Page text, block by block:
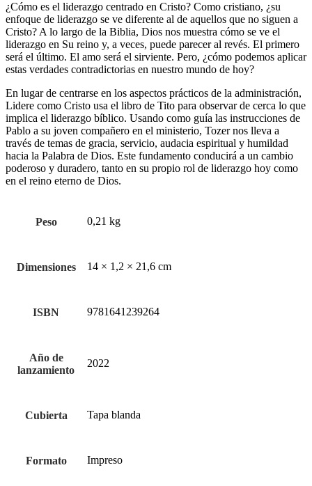
¿Cómo es el liderazgo centrado en Cristo? Como cristiano, ¿su
enfoque de liderazgo se ve diferente al de aquellos que no siguen a
Cristo? A lo largo de la Biblia, Dios nos muestra cómo se ve el
liderazgo en Su reino y, a veces, puede parecer al revés. El primero
será el último. El amo será el sirviente. Pero, ¿cómo podemos aplicar
estas verdades contradictorias en nuestro mundo de hoy?
En lugar de centrarse en los aspectos prácticos de la administración,
Lidere como Cristo usa el libro de Tito para observar de cerca lo que
implica el liderazgo bíblico. Usando como guía las instrucciones de
Pablo a su joven compañero en el ministerio, Tozer nos lleva a
través de temas de gracia, servicio, audacia espiritual y humildad
hacia la Palabra de Dios. Este fundamento conducirá a un cambio
poderoso y duradero, tanto en su propio rol de liderazgo hoy como
en el reino eterno de Dios.
Peso 0,21 kg
Dimensiones 14 × 1,2 × 21,6 cm
ISBN 9781641239264
Año de
lanzamiento
2022
Cubierta Tapa blanda
Formato Impreso